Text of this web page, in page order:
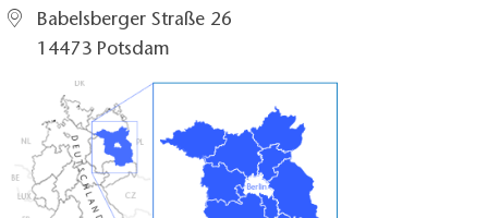
Babelsberger Straße 26
14473 Potsdam